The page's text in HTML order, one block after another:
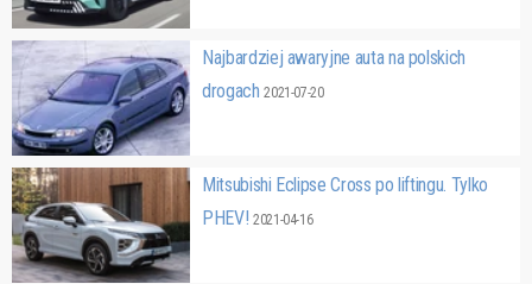
Najbardziej awaryjne auta na polskich
drogach2021-07-20
Mitsubishi Eclipse Cross po liftingu. Tylko
PHEV! 2021-04-16